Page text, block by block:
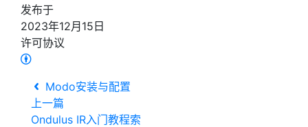
发布于
2023年12月15日
许可协议
Modo安装与配置
上一篇
Ondulus IR入门教程索